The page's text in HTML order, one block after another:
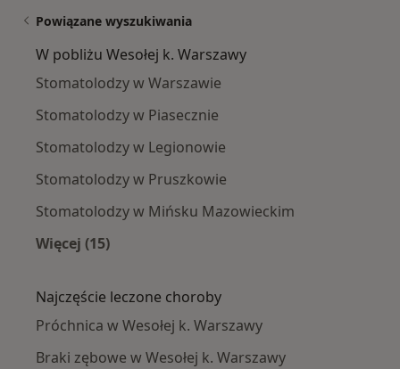
Powiązane wyszukiwania
W pobliżu Wesołej k. Warszawy
Stomatolodzy w Warszawie
Stomatolodzy w Piasecznie
Stomatolodzy w Legionowie
Stomatolodzy w Pruszkowie
Stomatolodzy w Mińsku Mazowieckim
Więcej (15)
Najczęście leczone choroby
Próchnica w Wesołej k. Warszawy
Braki zębowe w Wesołej k. Warszawy